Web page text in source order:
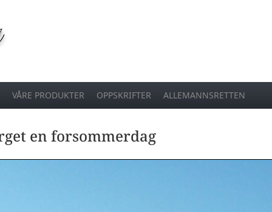
VÅRE PRODUKTER OPPSKRIFTER ALLEMANNSRETTEN
en forsommerdag